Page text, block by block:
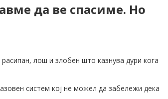
да ве спасиме. Но
лош и злобен што казнува дури кога
систем кој не можел да забележи дека